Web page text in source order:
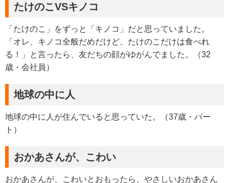
たけのこVSキノコ
「たけのこ」をずっと「キノコ」だと思っていました。
「オレ、キノコ全般だめだけど、たけのこだけは食べれ
る！」と言ったら、友だちの顔がゆがんでました。（32
歳・会社員）
地球の中に人
地球の中に人が住んでいると思っていた。（37歳・パー
ト）
おかあさんが、こわい
おかあさんが、こわいとおもったら、やさしいおかあさん